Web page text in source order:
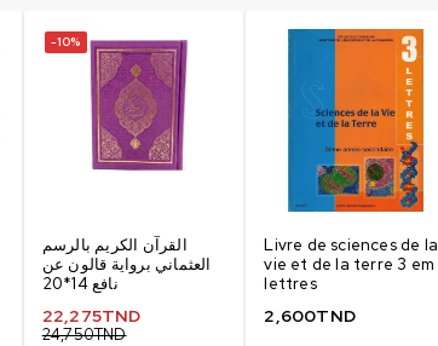
-10%
القرآن الكريم بالرسم
العثماني برواية قالون عن
نافع 14*20
24,750TND
22,275TND
Livre de sciences de la
vie et de la terre 3 em
lettres
2,600TND